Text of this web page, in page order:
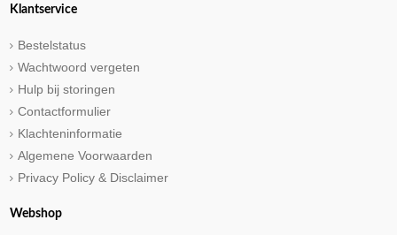
Klantservice
Bestelstatus
Wachtwoord vergeten
Hulp bij storingen
Contactformulier
Klachteninformatie
Algemene Voorwaarden
Privacy Policy & Disclaimer
Webshop